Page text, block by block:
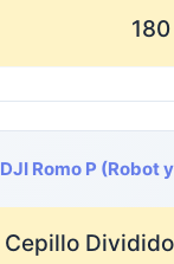
DJI Romo P (Robot
Cepillo